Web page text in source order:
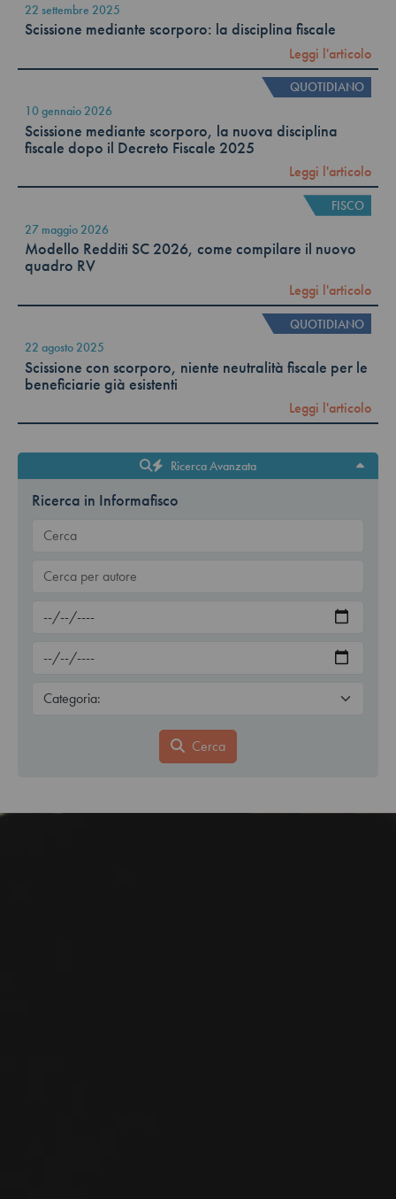
22 settembre 2025
Scissione mediante scorporo: la disciplina fiscale
Leggi l'articolo
QUOTIDIANO
10 gennaio 2026
Scissione mediante scorporo, la nuova disciplina
fiscale dopo il Decreto Fiscale 2025
Leggi l'articolo
FISCO
27 maggio 2026
Modello Redditi SC 2026, come compilare il nuovo
quadro RV
Leggi l'articolo
QUOTIDIANO
22 agosto 2025
Scissione con scorporo, niente neutralità fiscale per le
beneficiarie già esistenti
Leggi l'articolo
Ricerca Avanzata
Ricerca in Informafisco
Cerca